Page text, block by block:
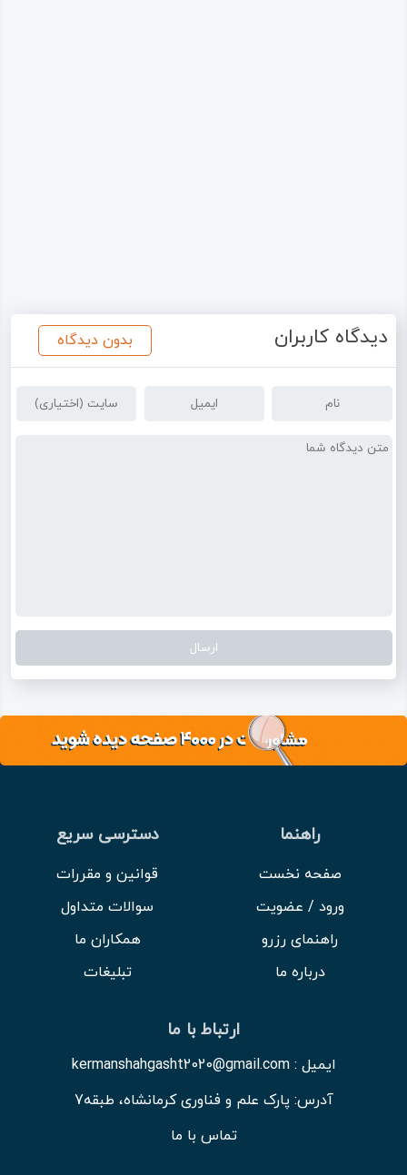
دیدگاه کاربران بدون دیدگاه
راهنما
صفحه نخست
ورود / عضویت
راهنمای رزرو
درباره ما
دسترسی سریع
قوانین و مقررات
سوالات متداول
همکاران ما
تبلیغات
ارتباط با ما
ایمیل : kermanshahgasht2020@gmail.com
آدرس: پارک علم و فناوری کرمانشاه، طبقه7
تماس با ما